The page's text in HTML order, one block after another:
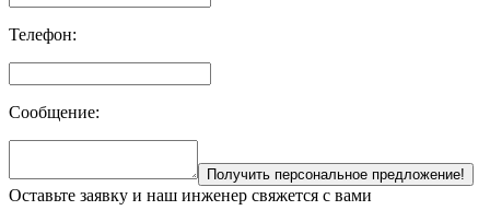
Телефон:
Сообщение:
Получить персональное предложение!
Оставьте заявку и наш инженер свяжется с вами